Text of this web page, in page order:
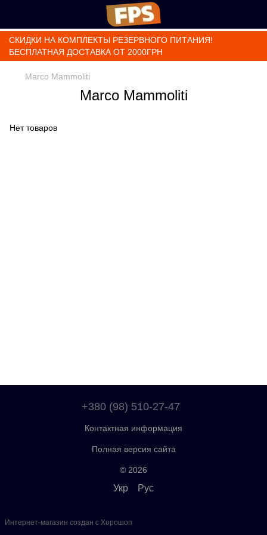
СКИДКИ НА КОМПЛЕКТЫ РЕЗЕРВНОГО ПИТАНИЯ!
БЕСПЛАТНАЯ ДОСТАВКА ОТ 2000ГРН
Marco Mammoliti
Marco Mammoliti
Нет товаров
+380 (98) 510-27-47
Контактная информация
Полная версия сайта
© 2026
Укр Рус
Интернет-магазин создан с Хорошоп